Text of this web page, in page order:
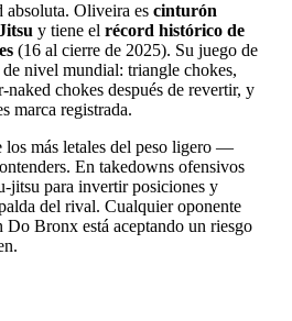
absoluta. Oliveira es cinturón
y tiene el récord histórico de
(16 al cierre de 2025). Su juego de
de nivel mundial: triangle chokes,
naked chokes después de revertir, y
marca registrada.
los más letales del peso ligero —
En takedowns ofensivos
jitsu para invertir posiciones y
del rival. Cualquier oponente
Do Bronx está aceptando un riesgo